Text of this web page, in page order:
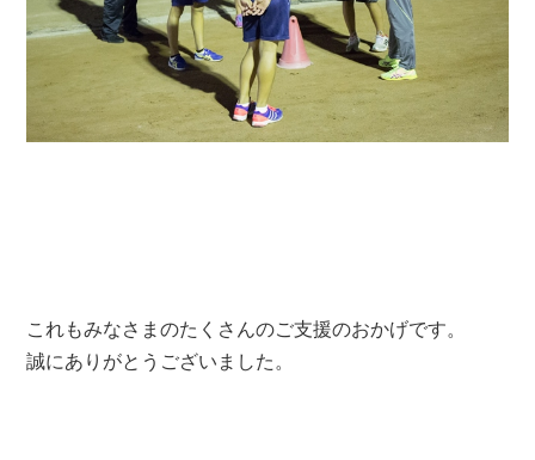
これもみなさまのたくさんのご支援のおかげです。
誠にありがとうございました。